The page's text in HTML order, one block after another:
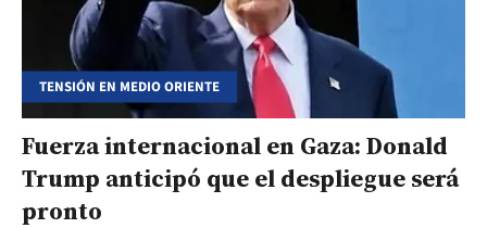
TENSIÓN EN MEDIO ORIENTE
Fuerza internacional en Gaza: Donald
Trump anticipó que el despliegue será
pronto